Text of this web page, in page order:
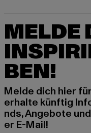
MELDE
BEN!
Melde dich hier
erhalte künftig
nds, Angebote
er E-Mail!